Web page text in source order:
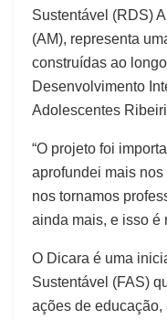
Sustentável (RDS)
(AM), representa
construídas ao
Desenvolvimento
Adolescentes
“O projeto foi
aprofundei mais
nos tornamos
ainda mais, e isso é
O Dicara é uma
Sustentável (FAS)
ações de educação,